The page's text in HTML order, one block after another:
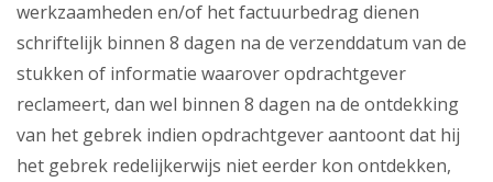
werkzaamheden en/of het factuurbedrag dienen
schriftelijk binnen 8 dagen na de verzenddatum van de
stukken of informatie waarover opdrachtgever
reclameert, dan wel binnen 8 dagen na de ontdekking
van het gebrek indien opdrachtgever aantoont dat hij
het gebrek redelijkerwijs niet eerder kon ontdekken,